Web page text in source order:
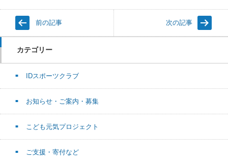
前の記事 次の記事
カテゴリー
IDスポーツクラブ
お知らせ・ご案内・募集
こども元気プロジェクト
ご支援・寄付など